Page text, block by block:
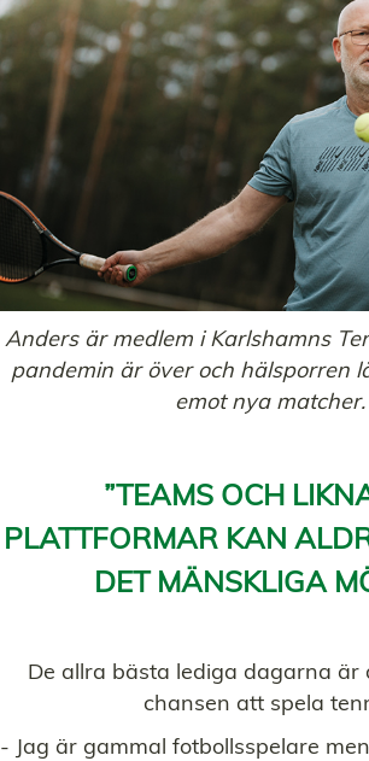
Anders är medlem i Karlshamns
pandemin är över och hälsporren
emot nya matcher.
”TEAMS OCH
PLATTFORMAR KAN
DET MÄNSKLIGA
De allra bästa lediga dagarna är
chansen att spela
- Jag är gammal fotbollsspelare